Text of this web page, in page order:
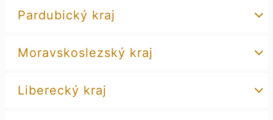
Pardubický kraj
Moravskoslezský kraj
Liberecký kraj